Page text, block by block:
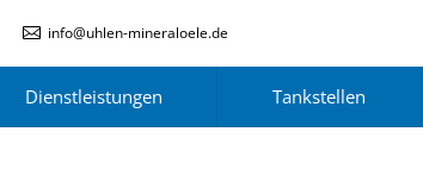
info@uhlen-mineraloele.de
Dienstleistungen Tankstellen